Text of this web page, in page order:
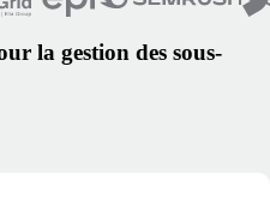
la gestion des sous-